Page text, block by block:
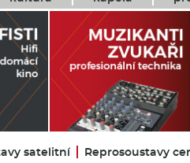
satelitní Reprosoustavy